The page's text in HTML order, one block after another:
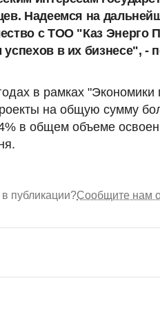
Надеемся на
с ТОО "Каз Энерго
успехов в их бизнесе", -
в рамках
на общую сумму
в общем объеме
публикации?Сообщите нам